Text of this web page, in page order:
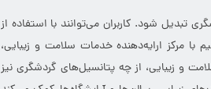
تبدیل شود. کاربران می‌توانند با استفاده از
مرکز ارایه‌دهنده خدمات سلامت و زیبایی،
و زیبایی، از چه پتانسیل‌های گردشگری نیز